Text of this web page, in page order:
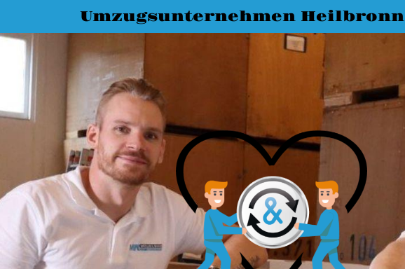
Umzugsunternehmen Heilbronn